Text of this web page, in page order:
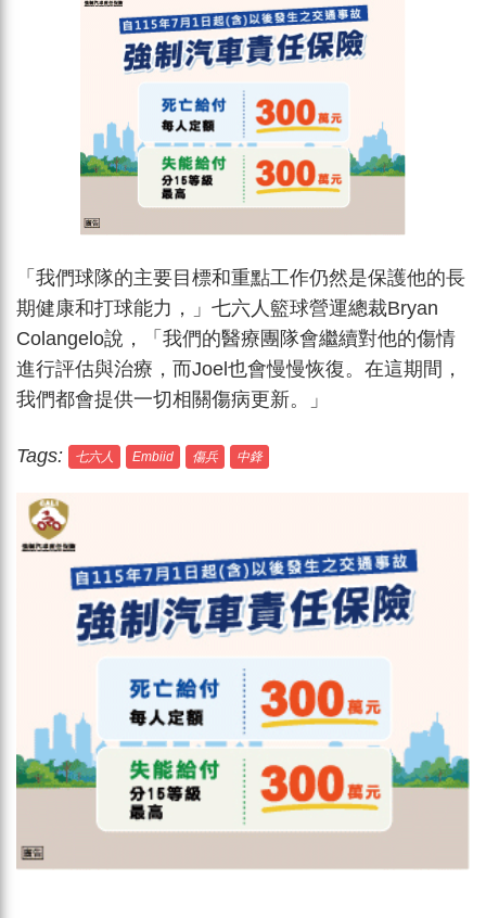
「我們球隊的主要目標和重點工作仍然是保護他的長
期健康和打球能力，」七六人籃球營運總裁Bryan
Colangelo說，「我們的醫療團隊會繼續對他的傷情
進行評估與治療，而Joel也會慢慢恢復。在這期間，
我們都會提供一切相關傷病更新。」
Tags: 七六人 Embiid 傷兵 中鋒